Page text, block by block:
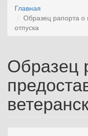
Главная
Образец рапорта о
отпуска
Образец